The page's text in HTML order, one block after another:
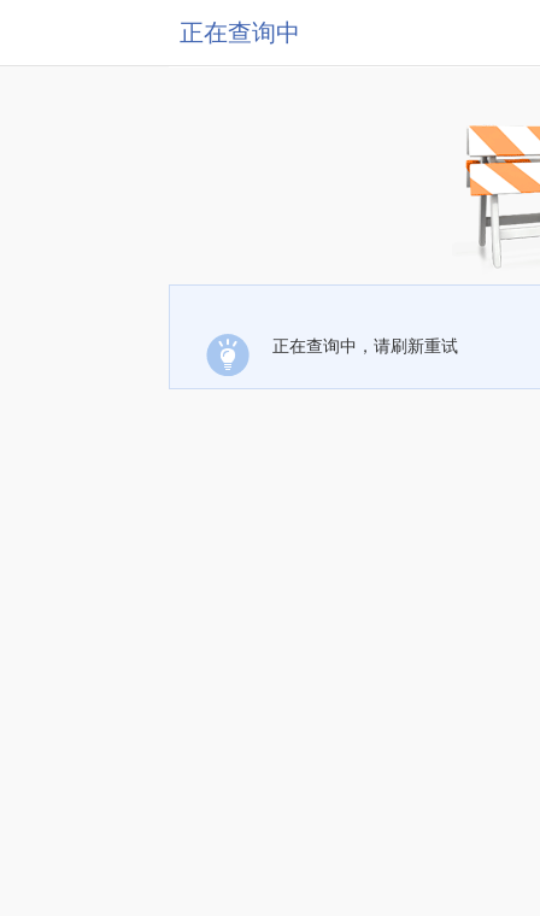
正在查询中
正在查询中，请刷新重试